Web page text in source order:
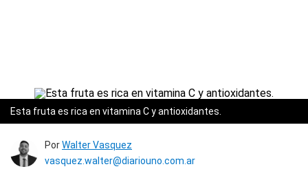
Esta fruta es rica en vitamina C y antioxidantes.
PorWalter Vasquez
vasquez.walter@diariouno.com.ar